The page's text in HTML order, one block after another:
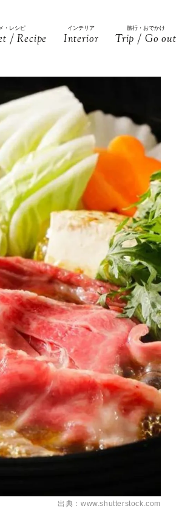
・レシピ
/ Recipe
インテリア
Interior
旅行・おでかけ
Trip / Go out
出典：www.shutterstock.com